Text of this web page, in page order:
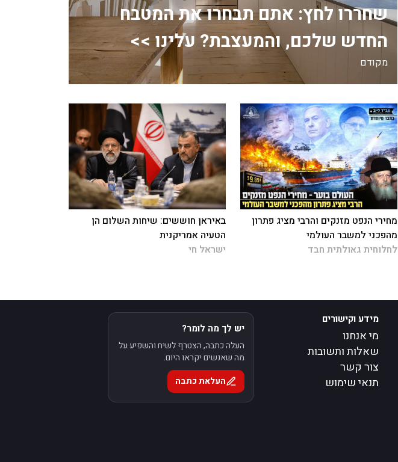
שחררו לחץ: אתם תבחרו את המטבח
החדש שלכם, והמעצבת? עלינו >>
מקודם
מחירי הנפט מזנקים והרבי מציג פתרון
מהפכני למשבר העולמי
לחלוחית גאולתית חבד
באיראן חוששים: שיחות השלום הן
הטעיה אמריקנית
ישראל חי
מידע וקישורים
מי אנחנו
שאלות ותשובות
צור קשר
תנאי שימוש
יש לך מה לומר?
העלה כתבה, הצטרף לשיח והשפיע על
מה שאנשים יקראו היום.
העלאת כתבה